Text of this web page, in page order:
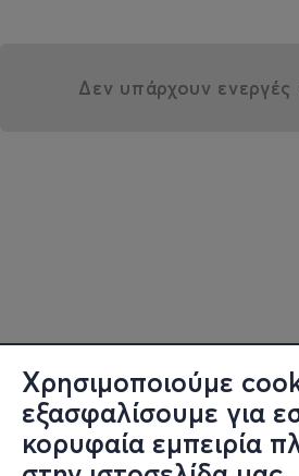
Χρησιμοποιούμε
εξασφαλίσουμε για
κορυφαία εμπειρία
Δεν υπάρχουν ενεργές